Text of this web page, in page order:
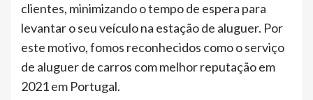
clientes, minimizando o tempo de espera para
levantar o seu veículo na estação de aluguer. Por
este motivo, fomos reconhecidos como o serviço
de aluguer de carros com melhor reputação em
2021 em Portugal.